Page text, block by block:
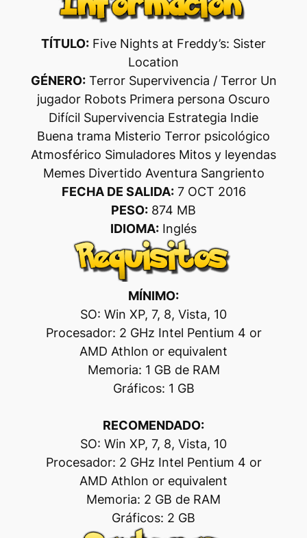
TÍTULO: Five Nights at Freddy’s: Sister
Location
GÉNERO:Terror Supervivencia / Terror Un
jugador Robots Primera persona Oscuro
Difícil Supervivencia Estrategia Indie
Buena trama Misterio Terror psicológico
Atmosférico Simuladores Mitos y leyendas
Memes Divertido Aventura Sangriento
FECHA DE SALIDA:7 OCT 2016
PESO: 874 MB
IDIOMA: Inglés
MÍNIMO:
SO: Win XP, 7, 8, Vista, 10
Procesador: 2 GHz Intel Pentium 4 or
AMD Athlon or equivalent
Memoria: 1 GB de RAM
Gráficos: 1 GB
RECOMENDADO:
SO: Win XP, 7, 8, Vista, 10
Procesador: 2 GHz Intel Pentium 4 or
AMD Athlon or equivalent
Memoria: 2 GB de RAM
Gráficos: 2 GB